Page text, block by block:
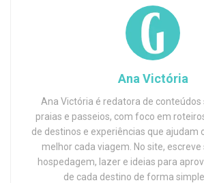
Ana Victória
Ana Victória é redatora de conteúdos
praias e passeios, com foco em
de destinos e experiências que ajudam
melhor cada viagem. No site, escreve
hospedagem, lazer e ideias para
de cada destino de forma